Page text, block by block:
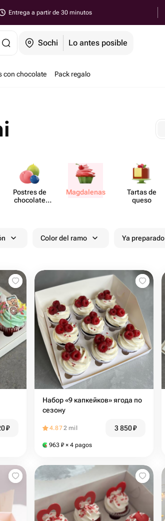
Entrega a partir de 30 minutos
Sochi Lo antes posible
con chocolate Pack regalo
Postres de
chocolate
Magd​alenas
Tartas de
queso
Color del ramo Ya preparado
₽
Набор «9 капкейков» ягода по
сезону
4.872 mil 3 850₽
963 ₽ × 4 pagos